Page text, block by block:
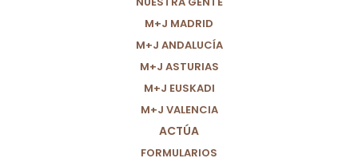
M+J MADRID
M+J ANDALUCÍA
M+J ASTURIAS
M+J EUSKADI
M+J VALENCIA
ACTÚA
FORMULARIOS